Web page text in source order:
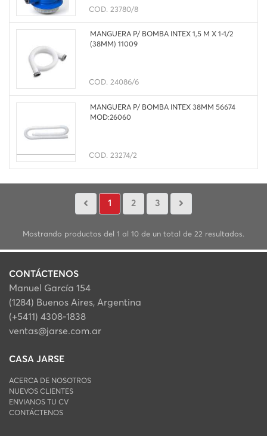
COD. 23780/8
MANGUERA P/ BOMBA INTEX 1,5 M X 1-1/2
(38MM) 11009
COD. 24086/6
MANGUERA P/ BOMBA INTEX 38MM 56674
MOD:26060
COD. 23274/2
1 2 3
Mostrando productos del 1 al 10 de un total de 22 resultados.
CONTÁCTENOS
Manuel García 154
(1284) Buenos Aires, Argentina
(+5411) 4308-1838
ventas@jarse.com.ar
CASA JARSE
ACERCA DE NOSOTROS
NUEVOS CLIENTES
ENVIANOS TU CV
CONTÁCTENOS